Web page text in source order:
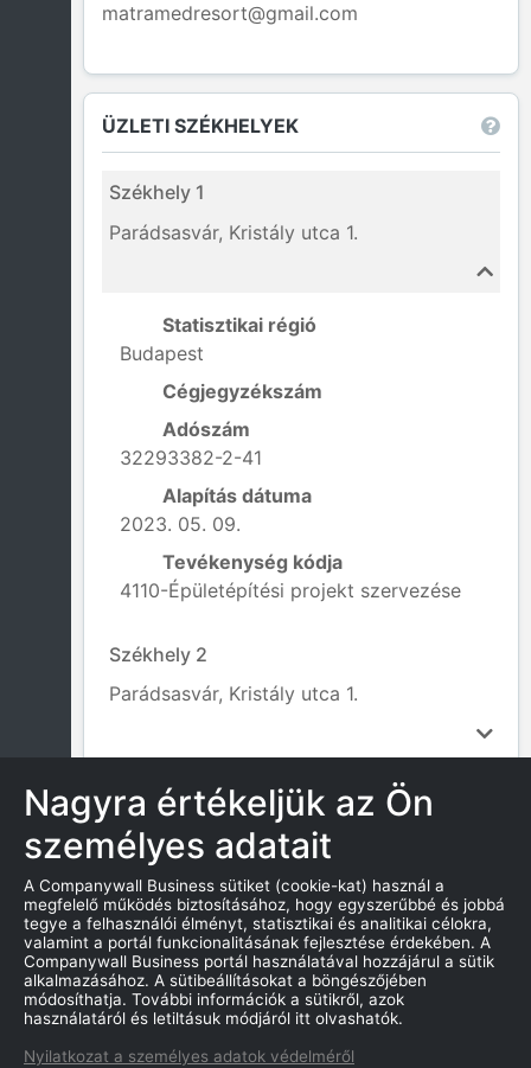
matramedresort@gmail.com
ÜZLETI SZÉKHELYEK
Székhely 1
Parádsasvár, Kristály utca 1.
Statisztikai régió
Budapest
Cégjegyzékszám
Adószám
32293382-2-41
Alapítás dátuma
2023. 05. 09.
Tevékenység kódja
4110-Épületépítési projekt szervezése
Székhely 2
Parádsasvár, Kristály utca 1.
INFORMÁCIÓK AZ ÁLLAMTÓL
Alaptőke:
3 000 000,00
Jogi forma:
Kft.
Változások a cégnél
Nagyra értékeljük az Ön
személyes adatait
A Companywall Business sütiket (cookie-kat) használ a
megfelelő működés biztosításához, hogy egyszerűbbé és jobbá
tegye a felhasználói élményt, statisztikai és analitikai célokra,
valamint a portál funkcionalitásának fejlesztése érdekében. A
Companywall Business portál használatával hozzájárul a sütik
alkalmazásához. A sütibeállításokat a böngészőjében
módosíthatja. További információk a sütikről, azok
használatáról és letiltásuk módjáról itt olvashatók.
Nyilatkozat a személyes adatok védelméről